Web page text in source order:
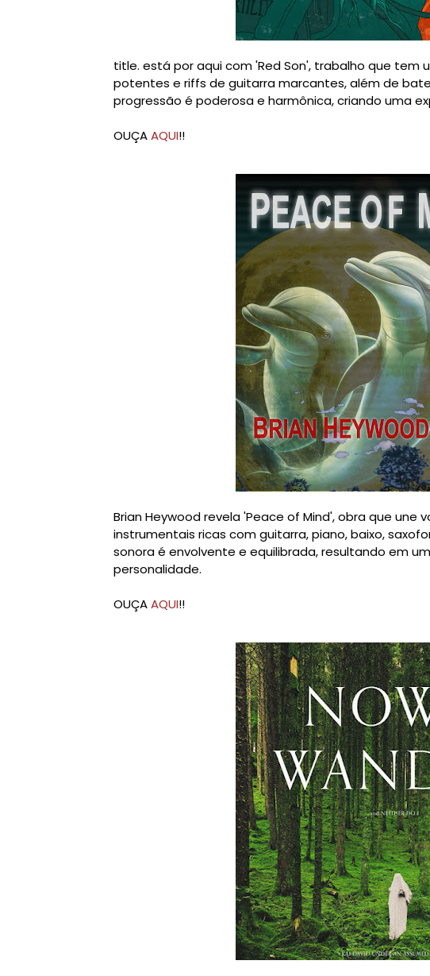
title. está por aqui com 'Red Son', trabalho que tem
potentes e riffs de guitarra marcantes, além de
progressão é poderosa e harmônica, criando uma
OUÇAAQUI!!
Brian Heywood revela 'Peace of Mind', obra que une
instrumentais ricas com guitarra, piano, baixo,
sonora é envolvente e equilibrada, resultando em
personalidade.
OUÇAAQUI!!